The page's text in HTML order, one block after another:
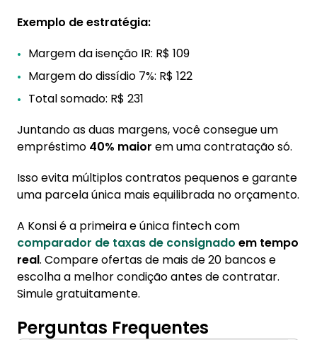
Exemplo de estratégia:
Margem da isenção IR: R$ 109
Margem do dissídio 7%: R$ 122
Total somado: R$ 231
Juntando as duas margens, você consegue um
empréstimo 40% maior em uma contratação só.
Isso evita múltiplos contratos pequenos e garante
uma parcela única mais equilibrada no orçamento.
A Konsi é a primeira e única fintech com
comparador de taxas de consignado em tempo
real. Compare ofertas de mais de 20 bancos e
escolha a melhor condição antes de contratar.
Simule gratuitamente.
Perguntas Frequentes